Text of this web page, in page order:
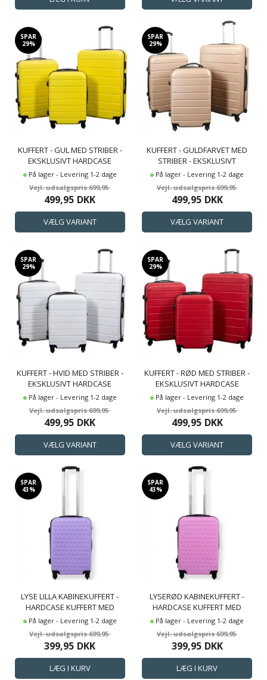
SPAR
29%
KUFFERT - GUL MED STRIBER -
EKSKLUSIVT HARDCASE
LETVÆGT KUFFERT
På lager - Levering 1-2 dage
699,95
499,95 DKK
SPAR
29%
KUFFERT - GULDFARVET MED
STRIBER - EKSKLUSIVT
HARDCASE LETVÆGT KUFFERT
På lager - Levering 1-2 dage
699,95
499,95 DKK
SPAR
29%
KUFFERT - HVID MED STRIBER -
EKSKLUSIVT HARDCASE
LETVÆGT KUFFERT
På lager - Levering 1-2 dage
699,95
499,95 DKK
SPAR
29%
KUFFERT - RØD MED STRIBER -
EKSKLUSIVT HARDCASE
LETVÆGT KUFFERT
På lager - Levering 1-2 dage
699,95
499,95 DKK
SPAR
43%
LYSE LILLA KABINEKUFFERT -
HARDCASE KUFFERT MED
HJERTER - STØDSIKKERT
POLYPROPYLEN -
REJSEKUFFERT
På lager - Levering 1-2 dage
699,95
399,95 DKK
SPAR
43%
LYSERØD KABINEKUFFERT -
HARDCASE KUFFERT MED
HJERTER - STØDSIKKERT
POLYPROPYLEN -
REJSEKUFFERT
På lager - Levering 1-2 dage
699,95
399,95 DKK